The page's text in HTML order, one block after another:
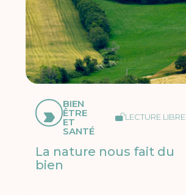
BIEN
ÊTRE
ET
SANTÉ
LECTURE LIBRE
La nature nous fait du
bien